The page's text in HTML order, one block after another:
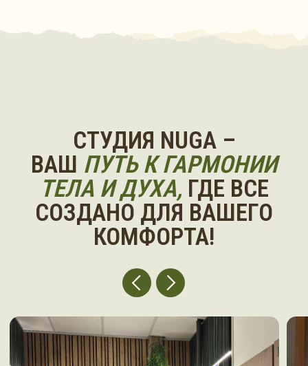
ВОПРОСЫ, КОТОРЫЕ
НАМ ЧАСТО ЗАДАЮТ